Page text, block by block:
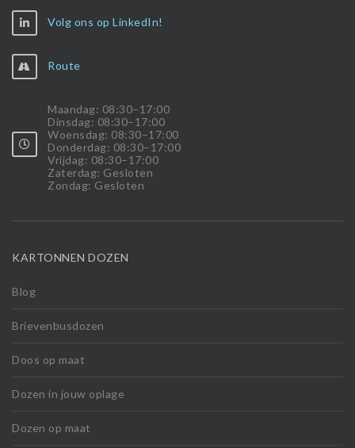
Volg ons op LinkedIn!
Route
Maandag: 08:30–17:00
Dinsdag: 08:30–17:00
Woensdag: 08:30–17:00
Donderdag: 08:30–17:00
Vrijdag: 08:30–17:00
Zaterdag: Gesloten
Zondag: Gesloten
KARTONNEN DOZEN
Blog
Brievenbusdozen
Doos op maat
Dozen in jouw oplage
Dozen op maat